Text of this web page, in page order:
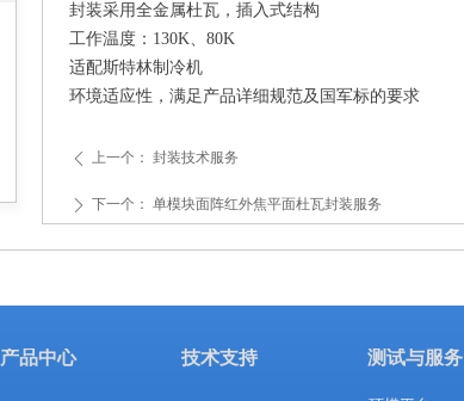
ꄴ 上一个： 封装技术服务
ꄲ 下一个： 单模块面阵红外焦平面杜瓦封装服务
封装采用全金属杜瓦，插入式结构
工作温度：130K、80K
适配斯特林制冷机
环境适应性，满足产品详细规范及国军标的要求
产品中心 测试与服务
技术支持